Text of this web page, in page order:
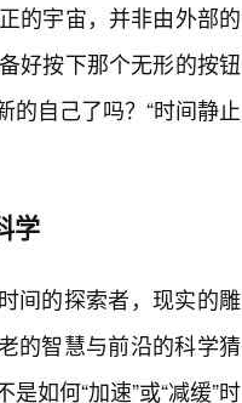
的宇宙，并非由外部的
好按下那个无形的按钮
的自己了吗？“时间静止
学
间的探索者，现实的雕
的智慧与前沿的科学猜
如何“加速”或“减缓”时